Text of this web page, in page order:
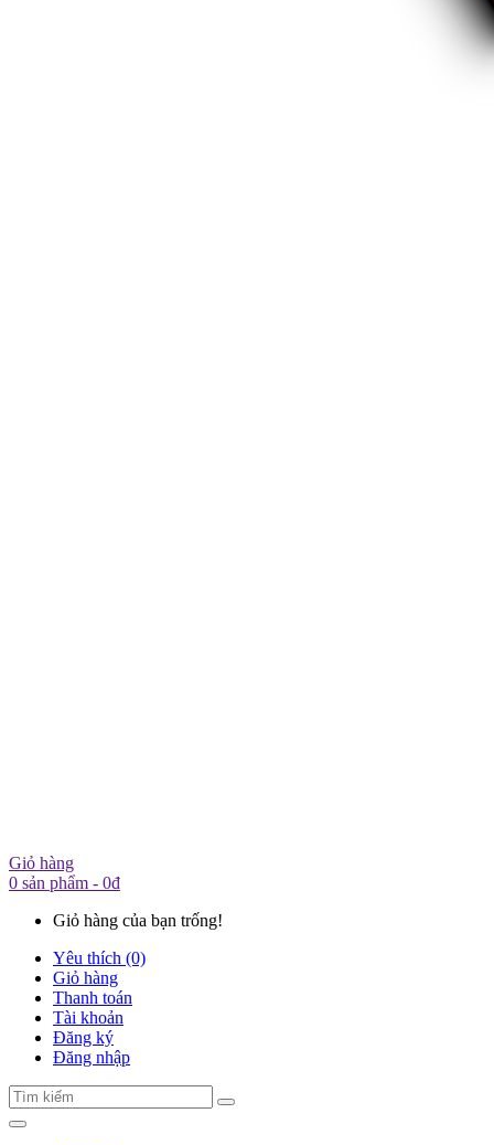
Giỏ hàng
0 sản phẩm - 0đ
Giỏ hàng của bạn trống!
Yêu thích (0)
Giỏ hàng
Thanh toán
Tài khoản
Đăng ký
Đăng nhập